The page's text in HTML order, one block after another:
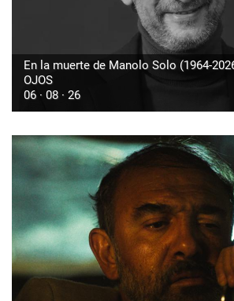
En la muerte de Manolo Solo (1964-
OJOS
06 · 08 · 26